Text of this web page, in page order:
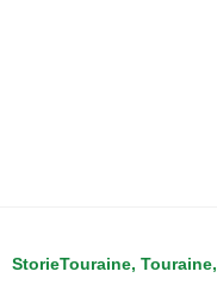
StorieTouraine, Touraine,